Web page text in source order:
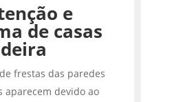
e
de casas
frestas das paredes
aparecem devido ao